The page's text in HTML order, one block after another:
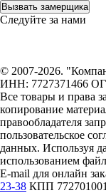
Вызвать замерщика
Следуйте за нами
© 2007-2026.
ИНН: 7727371466
Все товары и права
копирование
правообладателя
пользовательское
данных. Используя
использованием
E-mail для онлайн
23-38 КПП